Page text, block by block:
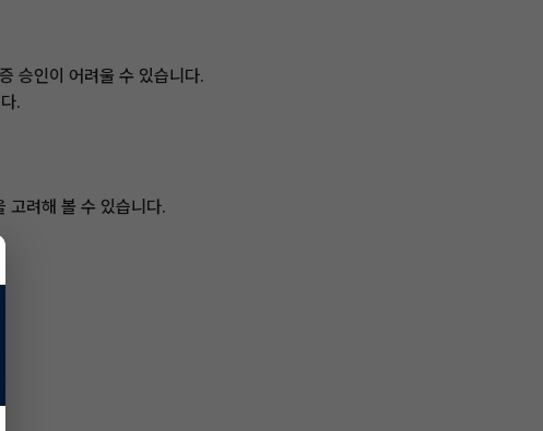
승인이 어려울 수 있습니다.
.
고려해 볼 수 있습니다.